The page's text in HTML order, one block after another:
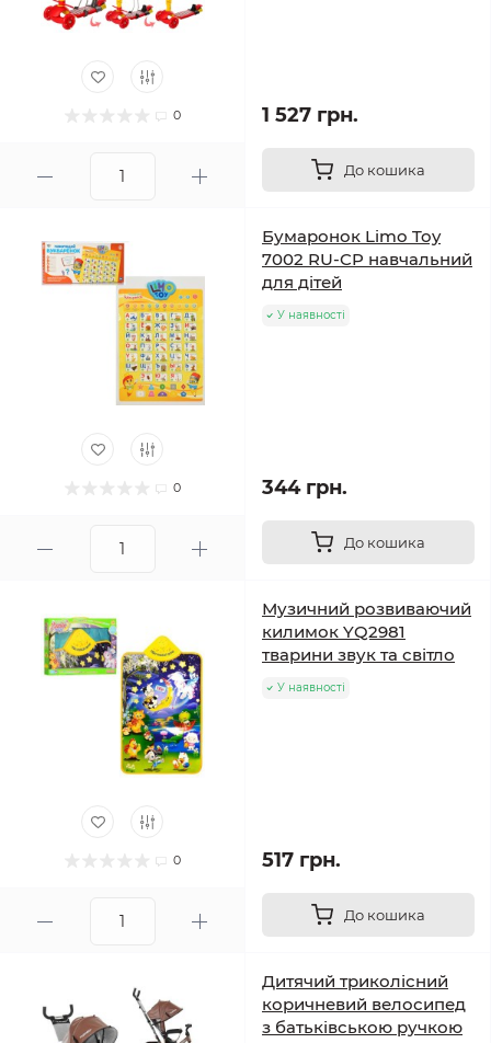
0 1 527 грн.
До кошика
0
Бумаронок Limo Toy
7002 RU-CP навчальний
для дітей
У наявності
344 грн.
До кошика
0
Музичний розвиваючий
килимок YQ2981
тварини звук та світло
У наявності
517 грн.
До кошика
Дитячий триколісний
коричневий велосипед
з батьківською ручкою